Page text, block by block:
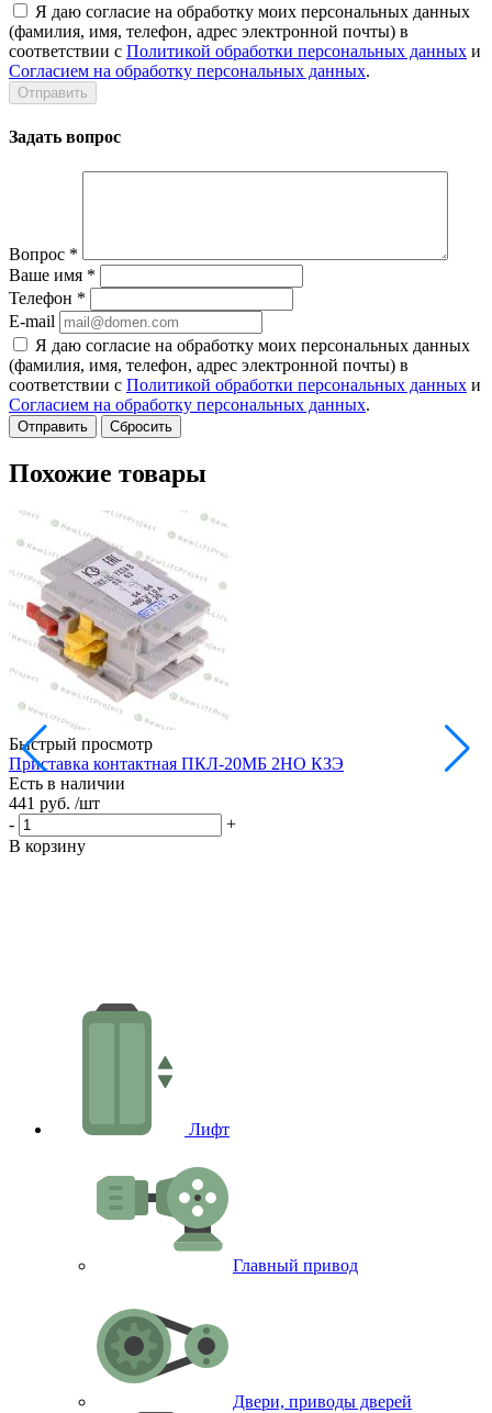
Я даю согласие на обработку моих персональных данных
(фамилия, имя, телефон, адрес электронной почты) в
соответствии с Политикой обработки персональных данных и
Согласием на обработку персональных данных.
Задать вопрос
Вопрос *
Ваше имя *
Телефон *
E-mail
Я даю согласие на обработку моих персональных данных
(фамилия, имя, телефон, адрес электронной почты) в
соответствии с Политикой обработки персональных данных и
Согласием на обработку персональных данных.
Сбросить
Похожие товары
Быстрый просмотр
Приставка контактная ПКЛ-20МБ 2НО КЗЭ
Есть в наличии
441 руб. /шт
-
+
В корзину
Лифт
Главный привод
Двери, приводы дверей